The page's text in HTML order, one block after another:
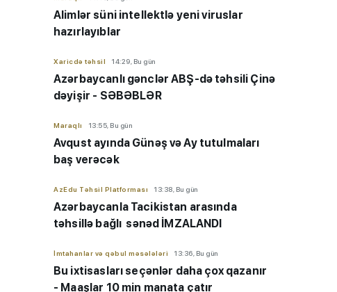
Alimlər süni intellektlə yeni viruslar
hazırlayıblar
Xaricdə təhsil 14:29, Bu gün
Azərbaycanlı gənclər ABŞ-də təhsili Çinə
dəyişir - SƏBƏBLƏR
Maraqlı 13:55, Bu gün
Avqust ayında Günəş və Ay tutulmaları
baş verəcək
AzEdu Təhsil Platforması 13:38, Bu gün
Azərbaycanla Tacikistan arasında
təhsillə bağlı sənəd İMZALANDI
İmtahanlar və qəbul məsələləri 13:36, Bu gün
Bu ixtisasları seçənlər daha çox qazanır
- Maaşlar 10 min manata çatır